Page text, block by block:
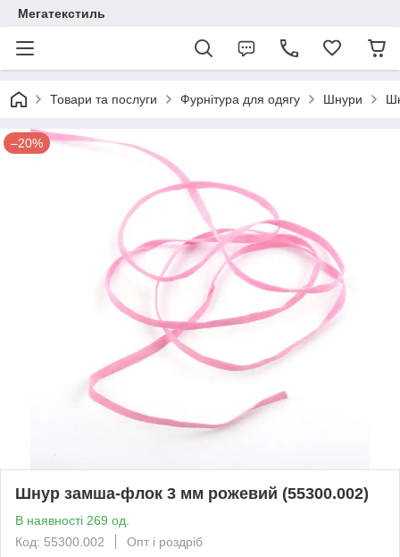
Мегатекстиль
Товари та послуги Фурнітура для одягу Шнури
–20%
Шнур замша-флок 3 мм рожевий (55300.002)
В наявності 269 од.
Код: 55300.002
Опт і роздріб